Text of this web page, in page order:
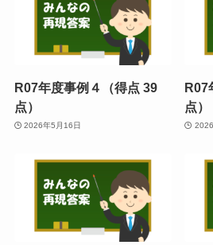
R07年度事例４（得点 39
点）
2026年5月16日
R07
点）